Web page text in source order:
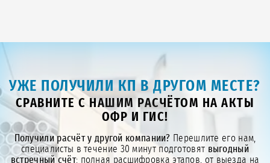
УЖЕ ПОЛУЧИЛИ КП В ДРУГОМ МЕСТЕ?
СРАВНИТЕ С НАШИМ РАСЧЁТОМ НА АКТЫ
ОФР И ГИС!
Получили расчёт у другой компании? Перешлите его нам,
специалисты в течение 30 минут подготовят выгодный
встречный счёт: полная расшифровка этапов, от выезда на